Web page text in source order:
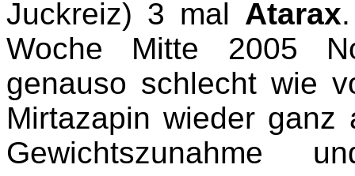
Juckreiz) 3 mal Atarax
Woche Mitte 2005
genauso schlecht wie
Mirtazapin wieder ganz
Gewichtszunahme